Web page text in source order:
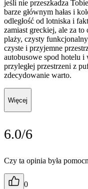
jeśli nie przeszkadza
barze głównym hałas i
odległość od lotniska i
zamiast greckiej, ale za
plaży, czysty
czyste i przyjemne
autobusowe spod hotelu
przyległej przestrzeni z
zdecydowanie warto.
Więcej
6.0/6
Czy ta opinia była
0